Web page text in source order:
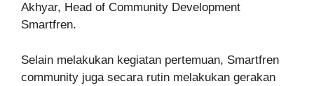
Akhyar, Head of Community Development
Smartfren.
Selain melakukan kegiatan pertemuan, Smartfren
community juga secara rutin melakukan gerakan